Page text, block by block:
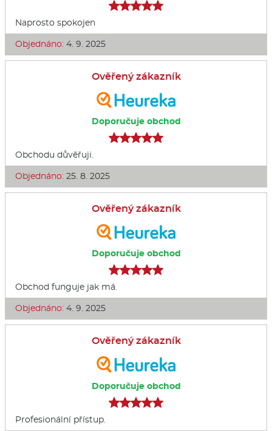
Naprosto spokojen
Objednáno: 4. 9. 2025
Ověřený zákazník
Doporučuje obchod
Obchodu důvěřuji.
Objednáno: 25. 8. 2025
Ověřený zákazník
Doporučuje obchod
Obchod funguje jak má.
Objednáno: 4. 9. 2025
Ověřený zákazník
Doporučuje obchod
Profesionální přístup.